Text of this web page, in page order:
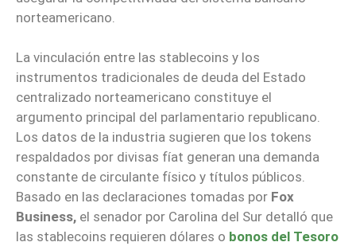
norteamericano.
La vinculación entre las stablecoins y los
instrumentos tradicionales de deuda del Estado
centralizado norteamericano constituye el
argumento principal del parlamentario republicano.
Los datos de la industria sugieren que los tokens
respaldados por divisas fíat generan una demanda
constante de circulante físico y títulos públicos.
Basado en las declaraciones tomadas por Fox
Business, el senador por Carolina del Sur detalló que
las stablecoins requieren dólares o bonos del Tesoro